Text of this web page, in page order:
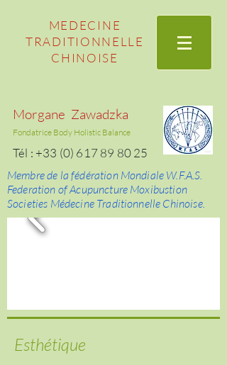
MEDECINE
TRADITIONNELLE
CHINOISE
Morgane Zawadzka
Fondatrice Body Holistic Balance
Tél : +33 (0) 617 89 80 25
Membre de la fédération Mondiale W.F.A.S.
Federation of Acupuncture Moxibustion
Societies Médecine Traditionnelle Chinoise.
Esthétique